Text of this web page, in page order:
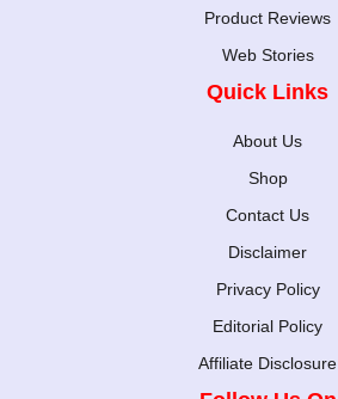
Product Reviews
Web Stories
Quick Links
About Us
Shop
Contact Us
Disclaimer
Privacy Policy
Editorial Policy
Affiliate Disclosure